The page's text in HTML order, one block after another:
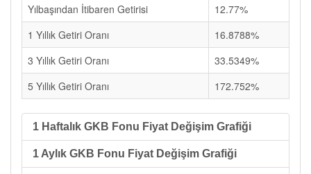
Yılbaşından İtibaren Getirisi
12.77%
1 Yıllık Getiri Oranı
16.8788%
3 Yıllık Getiri Oranı
33.5349%
5 Yıllık Getiri Oranı
172.752%
1 Haftalık GKB Fonu Fiyat Değişim Grafiği
1 Aylık GKB Fonu Fiyat Değişim Grafiği